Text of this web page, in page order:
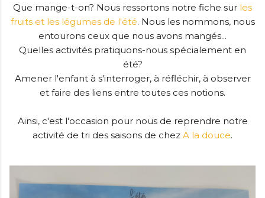
Que mange-t-on? Nous ressortons notre fiche sur les
fruits et les légumes de l'été. Nous les nommons, nous
entourons ceux que nous avons mangés...
Quelles activités pratiquons-nous spécialement en
été?
Amener l'enfant à s'interroger, à réfléchir, à observer
et faire des liens entre toutes ces notions.
Ainsi, c'est l'occasion pour nous de reprendre notre
activité de tri des saisons de chez A la douce.